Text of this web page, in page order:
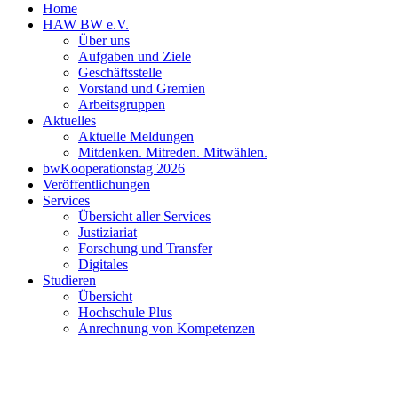
Home
HAW BW e.V.
Über uns
Aufgaben und Ziele
Geschäftsstelle
Vorstand und Gremien
Arbeitsgruppen
Aktuelles
Aktuelle Meldungen
Mitdenken. Mitreden. Mitwählen.
bwKooperationstag 2026
Veröffentlichungen
Services
Übersicht aller Services
Justiziariat
Forschung und Transfer
Digitales
Studieren
Übersicht
Hochschule Plus
Anrechnung von Kompetenzen